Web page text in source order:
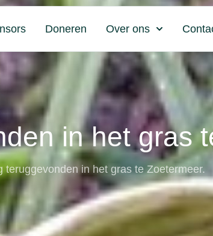
Doneren Over ons
in het gras
teruggevonden in het gras te Zoetermeer.